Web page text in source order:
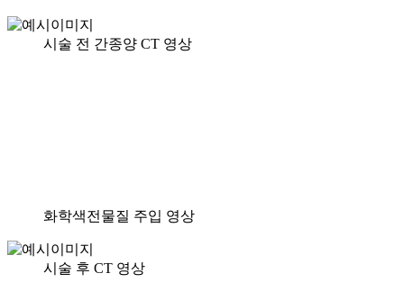
시술 전 간종양 CT 영상
화학색전물질 주입 영상
시술 후 CT 영상